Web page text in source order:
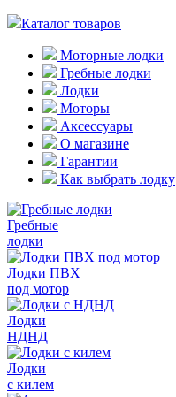
Каталог товаров
Моторные лодки
Гребные лодки
Лодки
Моторы
Аксессуары
О магазине
Гарантии
Как выбрать лодку
Гребные
лодки
Лодки ПВХ
под мотор
Лодки
НДНД
Лодки
с килем